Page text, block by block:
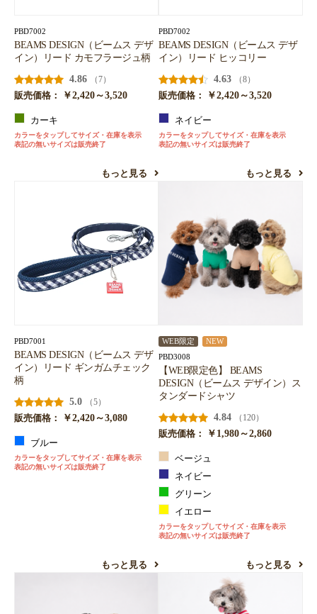
PBD7002
BEAMS DESIGN（ビームス デザ
イン）リード カモフラージュ柄
4.86
（7）
販売価格：
￥2,420～3,520
カーキ
カラーをタップしてサイズ・在庫を表示
表記の無いサイズは販売終了
もっと見る
PBD7002
BEAMS DESIGN（ビームス デザ
イン）リード ヒッコリー
4.63
（8）
販売価格：
￥2,420～3,520
ネイビー
カラーをタップしてサイズ・在庫を表示
表記の無いサイズは販売終了
もっと見る
PBD7001
BEAMS DESIGN（ビームス デザ
イン）リード ギンガムチェック
柄
5.0
（5）
販売価格：
￥2,420～3,080
ブルー
カラーをタップしてサイズ・在庫を表示
表記の無いサイズは販売終了
もっと見る
WEB限定 NEW
PBD3008
【WEB限定色】 BEAMS
DESIGN（ビームス デザイン）ス
タンダードシャツ
4.84
（120）
販売価格：
￥1,980～2,860
ベージュ
ネイビー
グリーン
イエロー
カラーをタップしてサイズ・在庫を表示
表記の無いサイズは販売終了
もっと見る